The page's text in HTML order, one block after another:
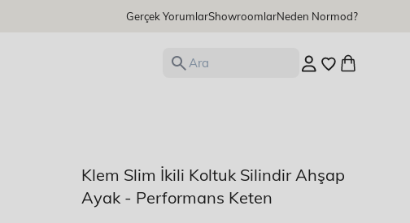
Gerçek YorumlarShowroomlarNeden Normod?
Ara
Klem Slim İkili Koltuk Silindir Ahşap
Ayak - Performans Keten